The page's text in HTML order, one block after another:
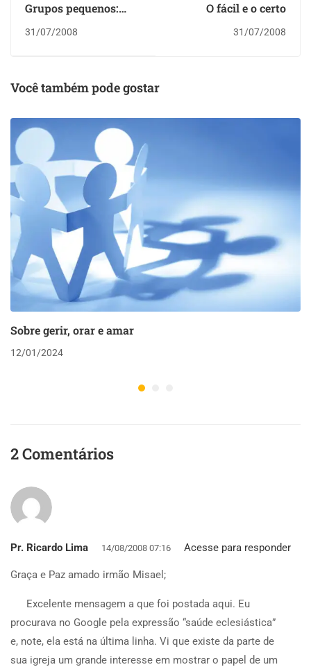
Grupos pequenos:
estratégia pertinente?
31/07/2008
O fácil e o certo
31/07/2008
Você também pode gostar
Sobre gerir, orar e amar
12/01/2024
2 Comentários
Pr. Ricardo Lima 14/08/2008 07:16 Acesse para responder
Graça e Paz amado irmão Misael;
Excelente mensagem a que foi postada aqui. Eu
procurava no Google pela expressão “saúde eclesiástica”
e, note, ela está na última linha. Vi que existe da parte de
sua igreja um grande interesse em mostrar o papel de um